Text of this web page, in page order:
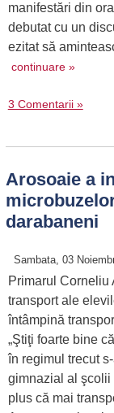
manifestări din
debutat cu un
ezitat să
continuare »
3 Comentarii »
Arosoaie a
darabaneni
Sambata, 03
Primarul Corneliu
transport ale
întâmpină
„Ştiţi foarte bine
în regimul trecut
gimnazial al şcolii
plus că mai